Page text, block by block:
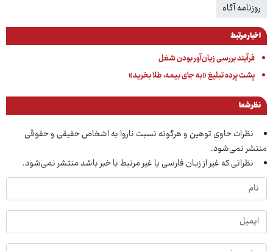
روزنامه آگاه
اخبار مرتبط
فرآیند بررسی زیان‌آور بودن شغل
پشت پرده تبلیغ «به جای بیمه، طلا بخرید»
نظر شما
نظرات حاوی توهین و هرگونه نسبت ناروا به اشخاص حقیقی و حقوقی
منتشر نمی‌شود.
نظراتی که غیر از زبان فارسی یا غیر مرتبط با خبر باشد منتشر نمی‌شود.